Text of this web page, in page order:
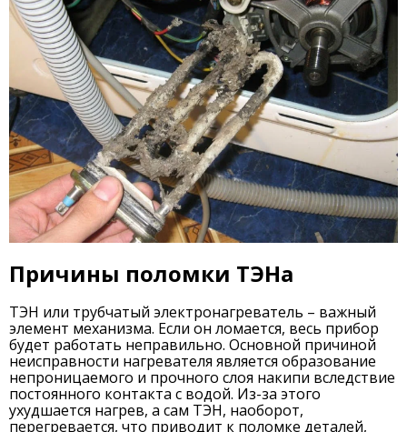
Причины поломки ТЭНа
ТЭН или трубчатый электронагреватель – важный
элемент механизма. Если он ломается, весь прибор
будет работать неправильно. Основной причиной
неисправности нагревателя является образование
непроницаемого и прочного слоя накипи вследствие
постоянного контакта с водой. Из-за этого
ухудшается нагрев, а сам ТЭН, наоборот,
перегревается, что приводит к поломке деталей,